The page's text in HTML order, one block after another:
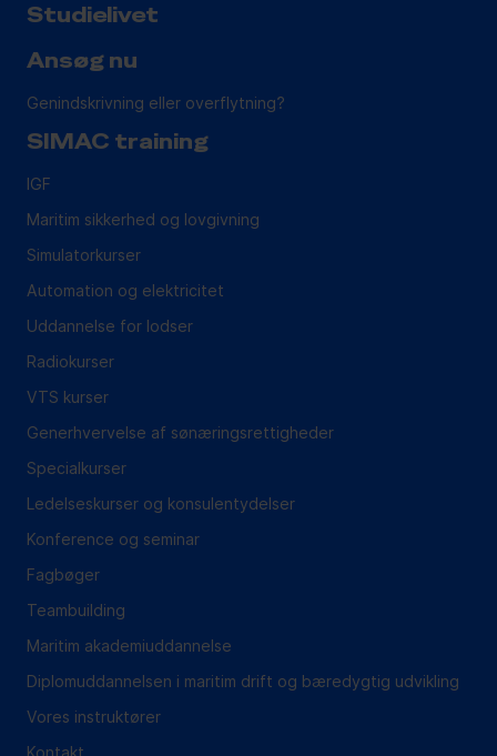
Studielivet
Ansøg nu
Genindskrivning eller overflytning?
SIMAC training
IGF
Maritim sikkerhed og lovgivning
Simulatorkurser
Automation og elektricitet
Uddannelse for lodser
Radiokurser
VTS kurser
Generhvervelse af sønæringsrettigheder
Specialkurser
Ledelseskurser og konsulentydelser
Konference og seminar
Fagbøger
Teambuilding
Maritim akademiuddannelse
Diplomuddannelsen i maritim drift og bæredygtig udvikling
Vores instruktører
Kontakt